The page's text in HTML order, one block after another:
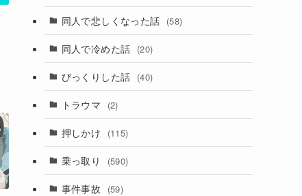
同人で悲しくなった話 (58)
同人で冷めた話 (20)
びっくりした話 (40)
トラウマ (2)
押しかけ (115)
乗っ取り (590)
事件事故 (59)